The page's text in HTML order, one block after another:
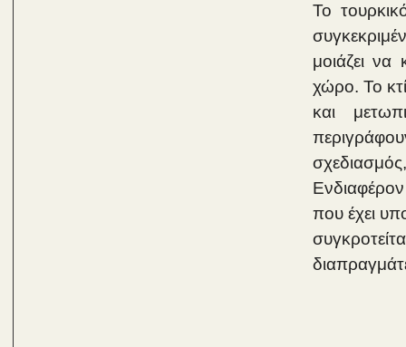
Το
μοιάζει
χώρο. Το
και
που έχει